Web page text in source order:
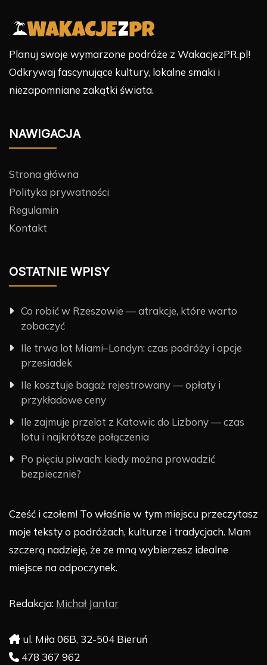
Planuj swoje wymarzone podróże z WakacjezPR.pl!
Odkrywaj fascynujące kultury, lokalne smaki i
niezapomniane zakątki świata.
NAWIGACJA
Strona główna
Polityka prywatności
Regulamin
Kontakt
OSTATNIE WPISY
Co robić w Rzeszowie — atrakcje, które warto
zobaczyć
Ile trwa lot Miami–Londyn: czas podróży i opcje
przesiadek
Ile kosztuje bagaż rejestrowany — opłaty i
przykładowe ceny
Ile zajmuje przelot z Katowic do Lizbony — czas
lotu i najkrótsze połączenia
Po pięciu piwach: kiedy można prowadzić
bezpiecznie?
Cześć i czołem! To właśnie w tym miejscu przeczytasz
moje teksty o podróżach, kulturze i tradycjach. Mam
szczerą nadzieję, że ze mną wybierzesz idealne
miejsce na odpoczynek.
Redakcja: Michał Jantar
ul. Miła 06B, 32-504 Bieruń
478 367 962